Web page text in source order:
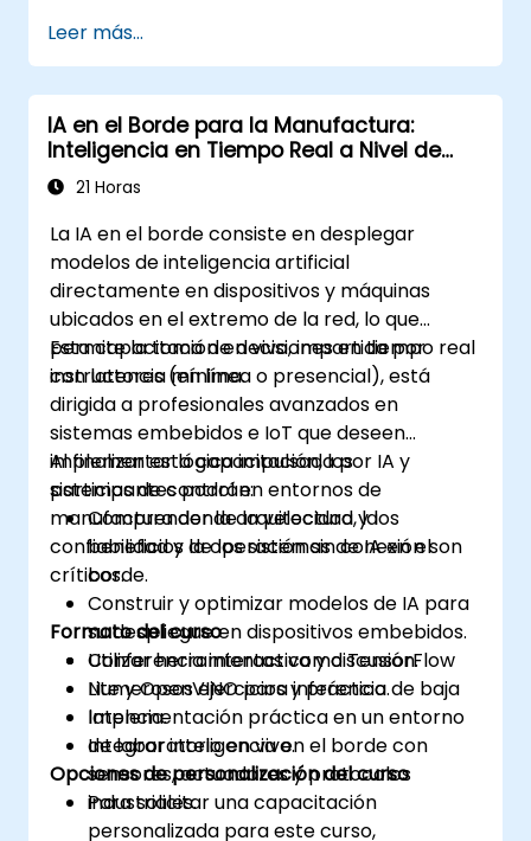
Leer más...
IA en el Borde para la Manufactura:
Inteligencia en Tiempo Real a Nivel de
Dispositivo
21 Horas
La IA en el borde consiste en desplegar
modelos de inteligencia artificial
directamente en dispositivos y máquinas
ubicados en el extremo de la red, lo que
permite la toma de decisiones en tiempo real
con latencia mínima.
Esta capacitación en vivo, impartida por
instructores (en línea o presencial), está
dirigida a profesionales avanzados en
sistemas embebidos e IoT que deseen
implementar lógica impulsada por IA y
sistemas de control en entornos de
manufactura donde la velocidad, la
confiabilidad y la operación sin conexión son
críticos.
Al finalizar esta capacitación, los
participantes podrán:
Comprender la arquitectura y los
beneficios de los sistemas de IA en el
borde.
Construir y optimizar modelos de IA para
su despliegue en dispositivos embebidos.
Utilizar herramientas como TensorFlow
Lite y OpenVINO para inferencia de baja
latencia.
Integrar inteligencia en el borde con
sensores, actuadores y protocolos
industriales.
Formato del curso
Conferencia interactiva y discusión.
Numerosos ejercicios y práctica.
Implementación práctica en un entorno
de laboratorio en vivo.
Opciones de personalización del curso
Para solicitar una capacitación
personalizada para este curso,